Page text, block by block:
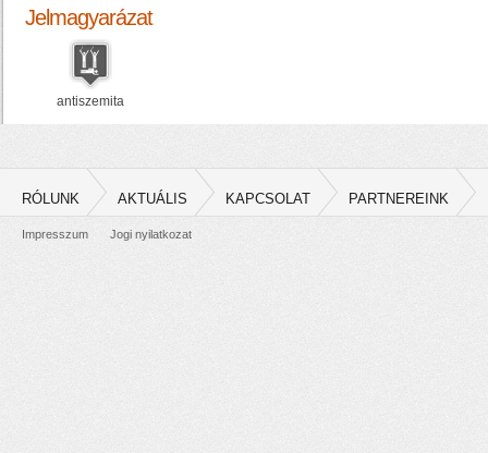
Jelmagyarázat
antiszemita
RÓLUNK AKTUÁLIS KAPCSOLAT PARTNEREINK
Impresszum Jogi nyilatkozat